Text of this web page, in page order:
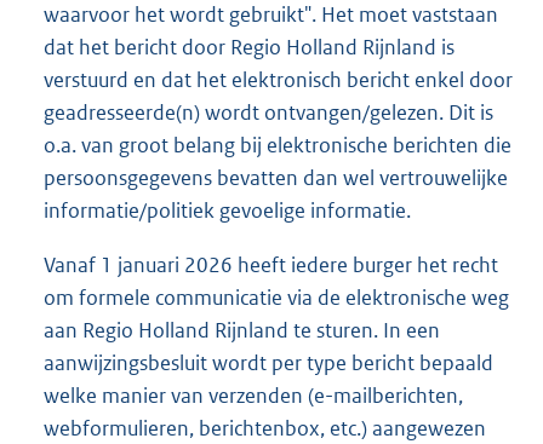
waarvoor het wordt gebruikt". Het moet vaststaan
dat het bericht door Regio Holland Rijnland is
verstuurd en dat het elektronisch bericht enkel door
geadresseerde(n) wordt ontvangen/gelezen. Dit is
o.a. van groot belang bij elektronische berichten die
persoonsgegevens bevatten dan wel vertrouwelijke
informatie/politiek gevoelige informatie.
Vanaf 1 januari 2026 heeft iedere burger het recht
om formele communicatie via de elektronische weg
aan Regio Holland Rijnland te sturen. In een
aanwijzingsbesluit wordt per type bericht bepaald
welke manier van verzenden (e-mailberichten,
webformulieren, berichtenbox, etc.) aangewezen